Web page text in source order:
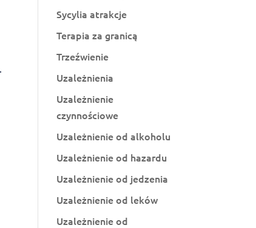
Sycylia atrakcje
Terapia za granicą
Trzeźwienie
Uzależnienia
Uzależnienie
czynnościowe
Uzależnienie od alkoholu
Uzależnienie od hazardu
Uzależnienie od jedzenia
Uzależnienie od leków
Uzależnienie od